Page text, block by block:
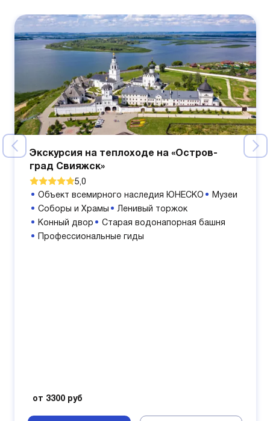
Экскурсия на теплоходе на «Остров-
град Свияжск»
5,0
Объект всемирного наследия ЮНЕСКО
Музеи
Соборы и Храмы
Ленивый торжок
Конный двор
Старая водонапорная башня
Профессиональные гиды
от 3300 руб